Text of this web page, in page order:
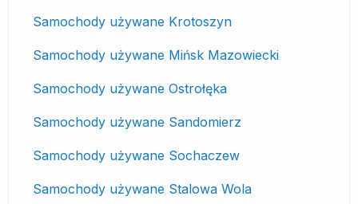
Samochody używane Krotoszyn
Samochody używane Mińsk Mazowiecki
Samochody używane Ostrołęka
Samochody używane Sandomierz
Samochody używane Sochaczew
Samochody używane Stalowa Wola